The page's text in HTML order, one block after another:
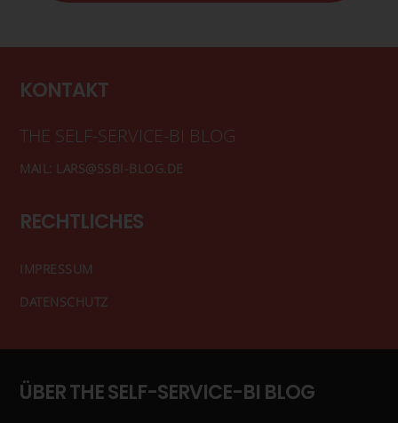
KONTAKT
THE SELF-SERVICE-BI BLOG
MAIL: LARS@SSBI-BLOG.DE
RECHTLICHES
IMPRESSUM
DATENSCHUTZ
ÜBER THE SELF-SERVICE-BI BLOG